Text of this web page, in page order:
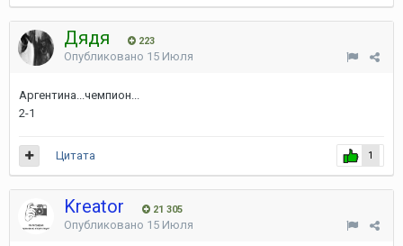
Дядя 223
Опубликовано 15 Июля
Аргентина...чемпион...
2-1
1
Цитата
Kreator 21 305
Опубликовано 15 Июля